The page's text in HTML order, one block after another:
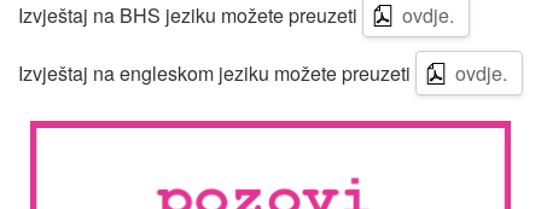
Izvještaj na BHS jeziku možete preuzeti
ovdje.
Izvještaj na engleskom jeziku možete preuzeti ovdje.